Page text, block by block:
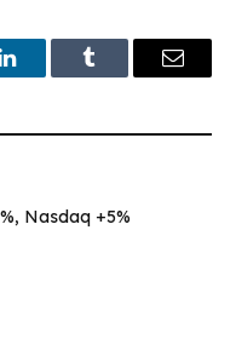
LinkedInTumblr Email